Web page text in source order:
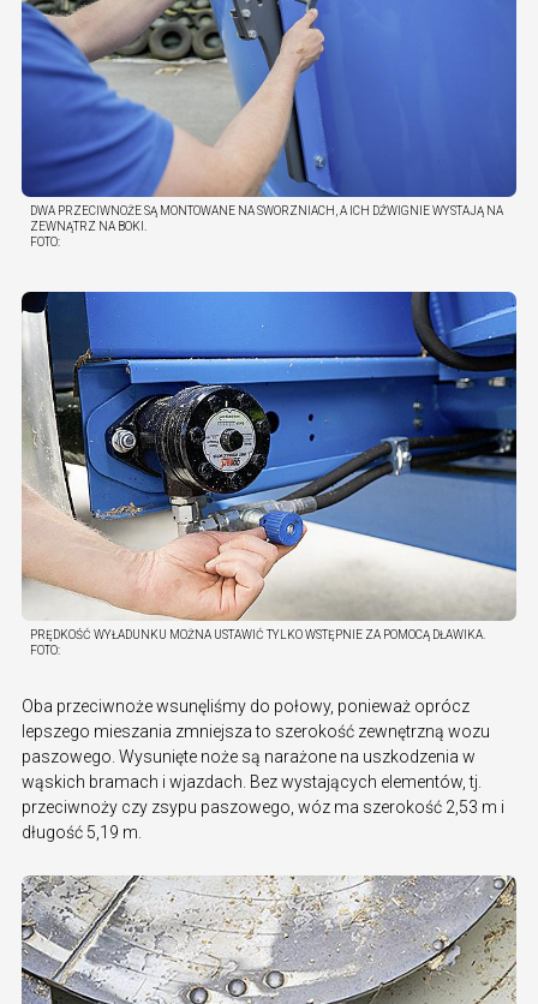
DWA PRZECIWNOŻE SĄ MONTOWANE NA SWORZNIACH, A ICH DŹWIGNIE WYSTAJĄ NA
ZEWNĄTRZ NA BOKI.
FOTO:
PRĘDKOŚĆ WYŁADUNKU MOŻNA USTAWIĆ TYLKO WSTĘPNIE ZA POMOCĄ DŁAWIKA.
FOTO:
Oba przeciwnoże wsunęliśmy do połowy, ponieważ oprócz
lepszego mieszania zmniejsza to szerokość zewnętrzną wozu
paszowego. Wysunięte noże są narażone na uszkodzenia w
wąskich bramach i wjazdach. Bez wystających elementów, tj.
przeciwnoży czy zsypu paszowego, wóz ma szerokość 2,53 m i
długość 5,19 m.